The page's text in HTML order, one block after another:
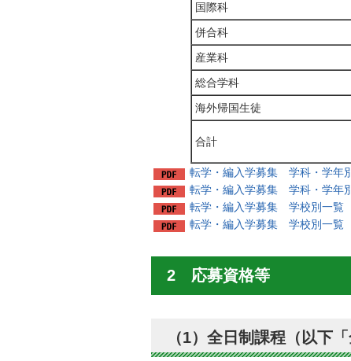
国際科
併合科
産業科
総合学科
海外帰国生徒
合計
転学・編入学募集 学科・学年
転学・編入学募集 学科・学年
転学・編入学募集 学校別一覧
転学・編入学募集 学校別一覧
2 応募資格等
（1）全日制課程（以下